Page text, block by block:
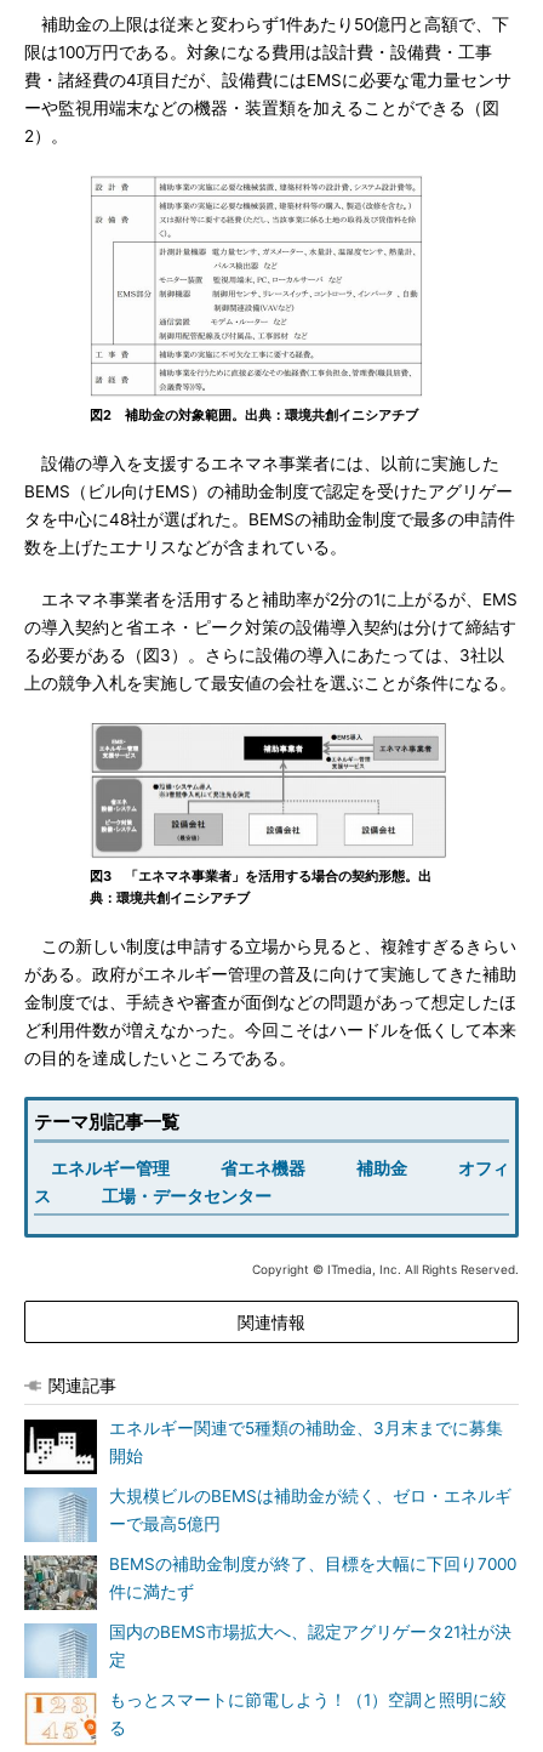
補助金の上限は従来と変わらず1件あたり50億円と高額で、下
限は100万円である。対象になる費用は設計費・設備費・工事
費・諸経費の4項目だが、設備費にはEMSに必要な電力量センサ
ーや監視用端末などの機器・装置類を加えることができる（図
2）。
図2 補助金の対象範囲。出典：環境共創イニシアチブ
設備の導入を支援するエネマネ事業者には、以前に実施した
BEMS（ビル向けEMS）の補助金制度で認定を受けたアグリゲー
タを中心に48社が選ばれた。BEMSの補助金制度で最多の申請件
数を上げたエナリスなどが含まれている。
エネマネ事業者を活用すると補助率が2分の1に上がるが、EMS
の導入契約と省エネ・ピーク対策の設備導入契約は分けて締結す
る必要がある（図3）。さらに設備の導入にあたっては、3社以
上の競争入札を実施して最安値の会社を選ぶことが条件になる。
図3 「エネマネ事業者」を活用する場合の契約形態。出
典：環境共創イニシアチブ
この新しい制度は申請する立場から見ると、複雑すぎるきらい
がある。政府がエネルギー管理の普及に向けて実施してきた補助
金制度では、手続きや審査が面倒などの問題があって想定したほ
ど利用件数が増えなかった。今回こそはハードルを低くして本来
の目的を達成したいところである。
テーマ別記事一覧
エネルギー管理 省エネ機器 補助金
オフィ
ス
工場・データセンター
Copyright © ITmedia, Inc. All Rights Reserved.
関連情報
関連記事
エネルギー関連で5種類の補助金、3月末までに募集
開始
大規模ビルのBEMSは補助金が続く、ゼロ・エネルギ
ーで最高5億円
BEMSの補助金制度が終了、目標を大幅に下回り7000
件に満たず
国内のBEMS市場拡大へ、認定アグリゲータ21社が決
定
もっとスマートに節電しよう！（1）空調と照明に絞
る